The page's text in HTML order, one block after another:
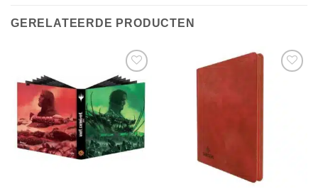
GERELATEERDE PRODUCTEN